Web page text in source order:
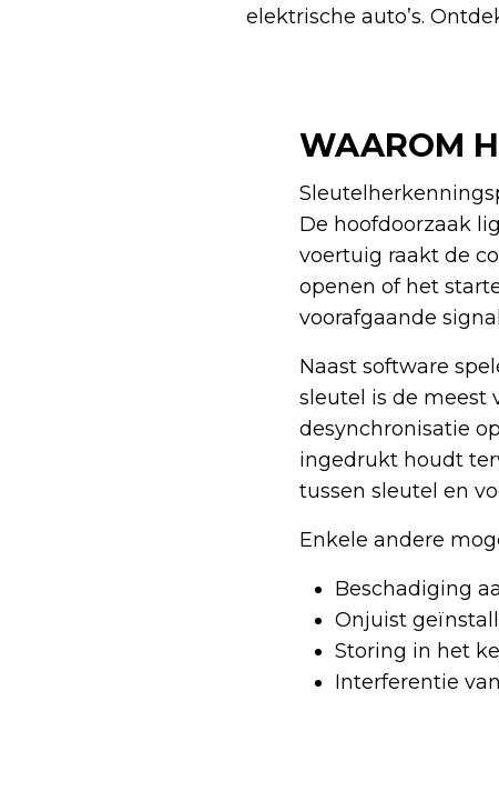
elektrische auto’s.
WAAROM
De hoofdoorzaak
voertuig raakt de
openen of het
voorafgaande
Naast software
sleutel is de meest
desynchronisatie
ingedrukt houdt
tussen sleutel en
Enkele andere
Beschadiging
Onjuist
Storing in het
Interferentie